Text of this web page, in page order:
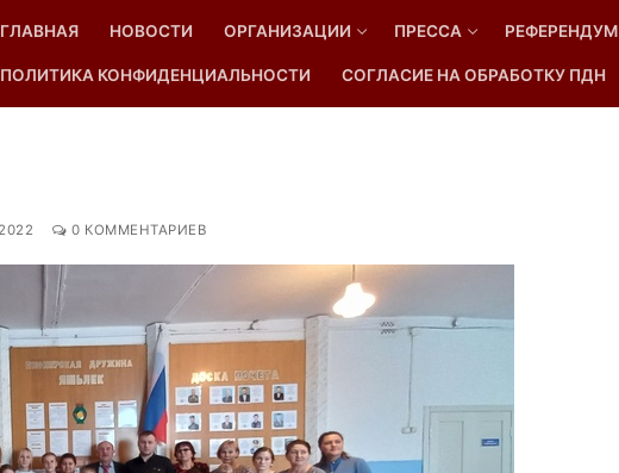
ГЛАВНАЯ НОВОСТИ ОРГАНИЗАЦИИ ПРЕССА РЕФЕРЕНДУМ
ПОЛИТИКА КОНФИДЕНЦИАЛЬНОСТИ СОГЛАСИЕ НА ОБРАБОТКУ ПДН
0 КОММЕНТАРИЕВ